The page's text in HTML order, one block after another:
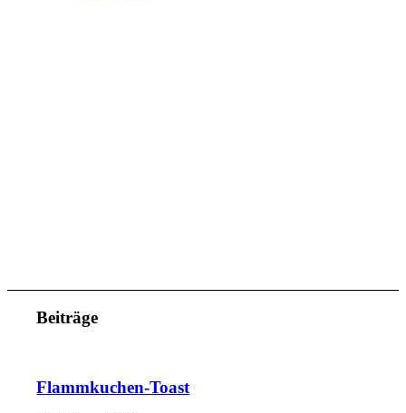
Beiträge
Flammkuchen-Toast